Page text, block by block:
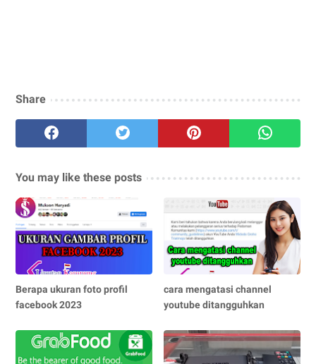
Share
You may like these posts
Berapa ukuran foto profil
facebook 2023
cara mengatasi channel
youtube ditangguhkan